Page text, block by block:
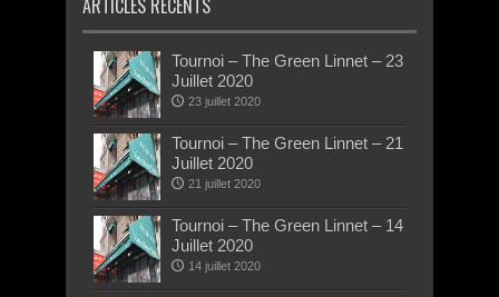
ARTICLES RÉCENTS
Tournoi – The Green Linnet – 23
Juillet 2020
23 juillet 2020
Tournoi – The Green Linnet – 21
Juillet 2020
21 juillet 2020
Tournoi – The Green Linnet – 14
Juillet 2020
14 juillet 2020